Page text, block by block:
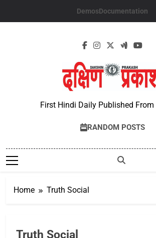
DemosDocumentation
First Hindi Daily Published From
RANDOM POSTS
Home Truth Social
Truth Social